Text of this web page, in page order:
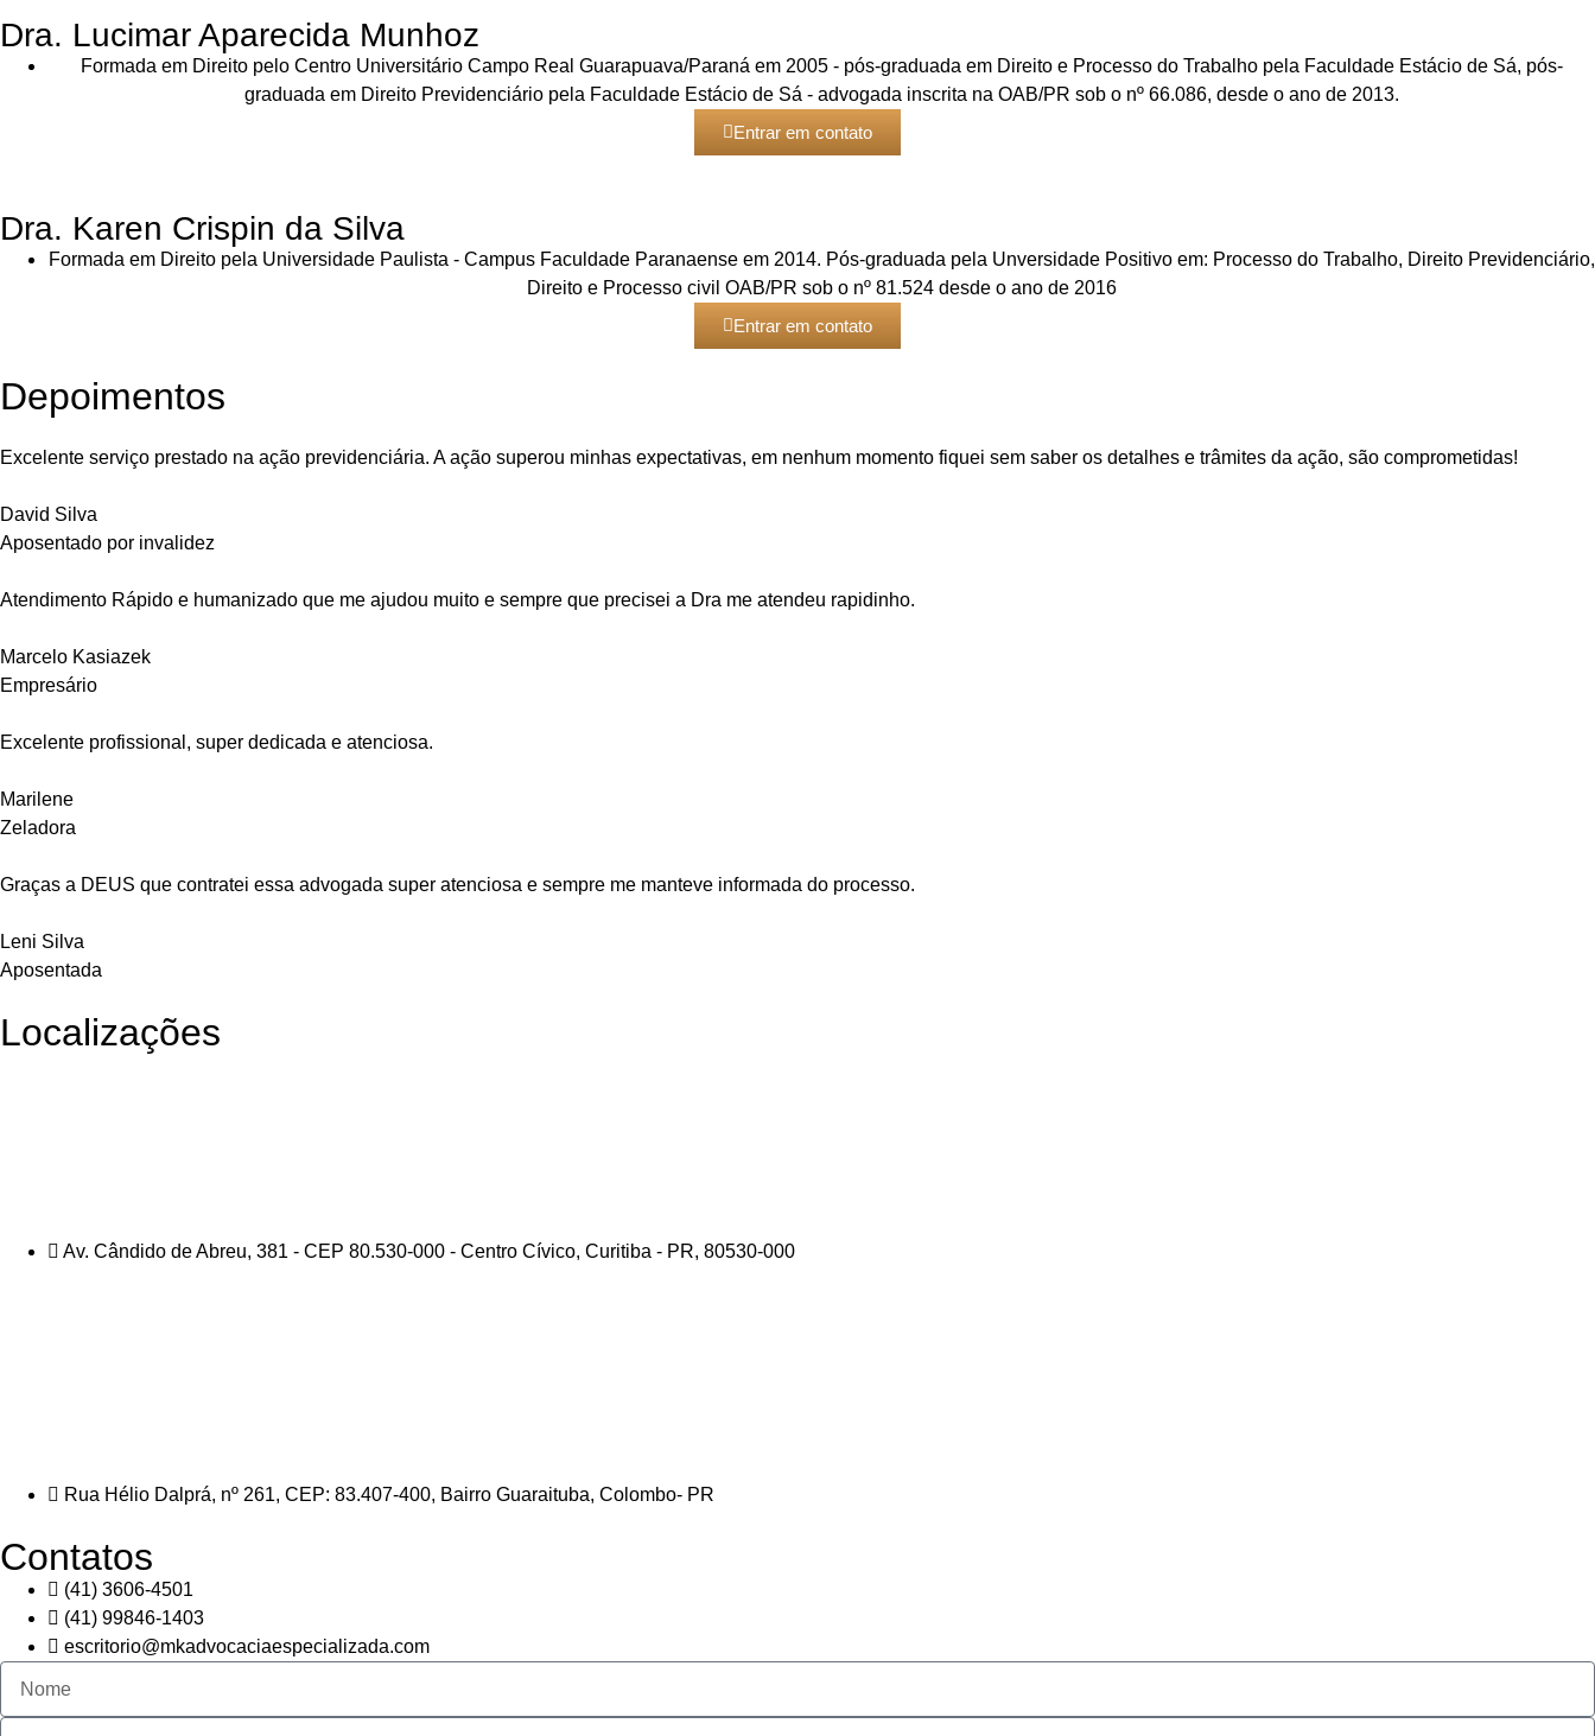
Dra. Lucimar Aparecida Munhoz
Formada em Direito pelo Centro Universitário Campo Real Guarapuava/Paraná em 2005 - pós-graduada em Direito e Processo do Trabalho pela Faculdade Estácio de Sá, pós-
graduada em Direito Previdenciário pela Faculdade Estácio de Sá - advogada inscrita na OAB/PR sob o nº 66.086, desde o ano de 2013.
Entrar em contato
Dra. Karen Crispin da Silva
Formada em Direito pela Universidade Paulista - Campus Faculdade Paranaense em 2014. Pós-graduada pela Unversidade Positivo em: Processo do Trabalho, Direito Previdenciário,
Direito e Processo civil OAB/PR sob o nº 81.524 desde o ano de 2016
Entrar em contato
Depoimentos
Excelente serviço prestado na ação previdenciária. A ação superou minhas expectativas, em nenhum momento fiquei sem saber os detalhes e trâmites da ação, são comprometidas!
David Silva
Aposentado por invalidez
Atendimento Rápido e humanizado que me ajudou muito e sempre que precisei a Dra me atendeu rapidinho.
Marcelo Kasiazek
Empresário
Excelente profissional, super dedicada e atenciosa.
Marilene
Zeladora
Graças a DEUS que contratei essa advogada super atenciosa e sempre me manteve informada do processo.
Leni Silva
Aposentada
Localizações
Av. Cândido de Abreu, 381 - CEP 80.530-000 - Centro Cívico, Curitiba - PR, 80530-000
Rua Hélio Dalprá, nº 261, CEP: 83.407-400, Bairro Guaraituba, Colombo- PR
Contatos
(41) 3606-4501
(41) 99846-1403
escritorio@mkadvocaciaespecializada.com